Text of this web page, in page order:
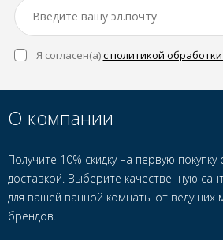
Я согласен(a)с политикой
О компании
Получите 10% скидку на первую
доставкой. Выберите качественную
для вашей ванной комнаты от ведущих
брендов.